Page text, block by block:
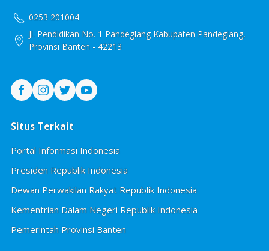
0253 201004
Jl. Pendidikan No. 1 Pandeglang Kabupaten Pandeglang,
Provinsi Banten - 42213
Situs Terkait
Portal Informasi Indonesia
Presiden Republik Indonesia
Dewan Perwakilan Rakyat Republik Indonesia
Kementrian Dalam Negeri Republik Indonesia
Pemerintah Provinsi Banten